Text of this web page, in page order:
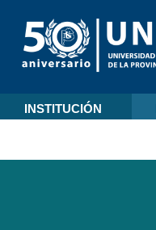
INSTITUCIÓN